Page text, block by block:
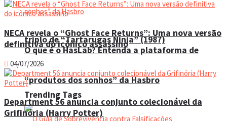
triplo de “Tartarugas Ninja” (1987)
Trending Tags
O que é o HasLab? Entenda a plataforma de
“produtos dos sonhos” da Hasbro
NECA revela o “Ghost Face Returns”: Uma nova versão
definitiva do icônico assassino
04/07/2026
Department 56 anuncia conjunto colecionável da
Grifinória (Harry Potter)